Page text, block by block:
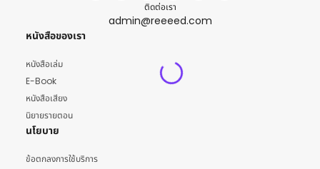
ติดต่อเรา
admin@reeeed.com
หนังสือของเรา
หนังสือเล่ม
E-Book
หนังสือเสียง
นิยายรายตอน
นโยบาย
ข้อตกลงการใช้บริการ